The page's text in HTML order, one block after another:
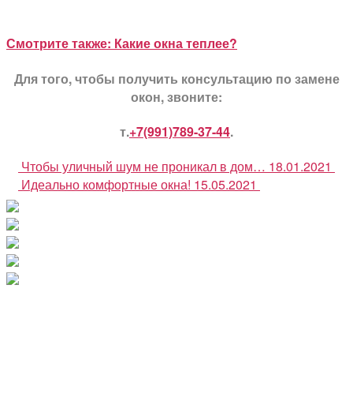
Смотрите также: Какие окна теплее?
Для того, чтобы получить консультацию по замене
окон, звоните:
т.+7(991)789-37-44.
Чтобы уличный шум не проникал в дом… 18.01.2021
Идеально комфортные окна! 15.05.2021